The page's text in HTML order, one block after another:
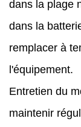
dans la plage
dans la
remplacer à
l'équipement.
Entretien du
maintenir